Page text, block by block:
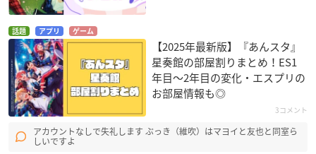
話題 アプリ ゲーム
【2025年最新版】『あんスタ』
星奏館の部屋割りまとめ！ES1
年目〜2年目の変化・エスプリの
お部屋情報も◎
3コメント
アカウントなしで失礼します ぶっき（維吹）はマヨイと友也と同室ら
しいですよ